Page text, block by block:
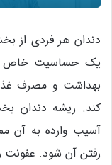
دندان هر فردی از
یک حساسیت خاص
بهداشت و مصرف
کند. ریشه دندان
آسیب وارده به آن
رفتن آن شود. عفونت